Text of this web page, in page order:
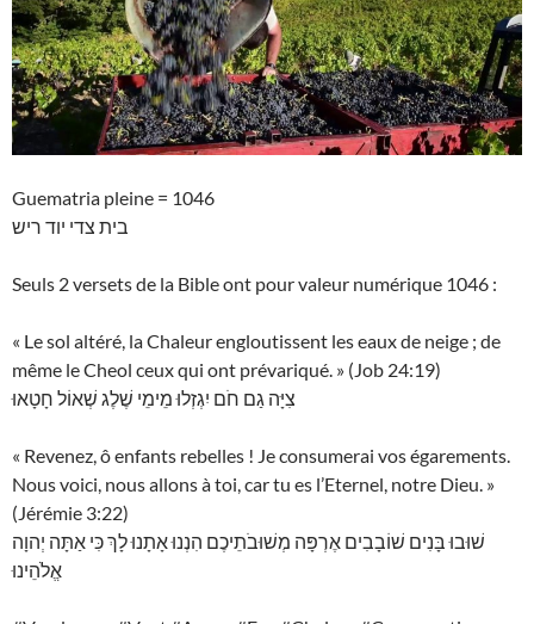
Guematria pleine = 1046
בית צדי יוד ריש
Seuls 2 versets de la Bible ont pour valeur numérique 1046 :
« Le sol altéré, la Chaleur engloutissent les eaux de neige ; de
même le Cheol ceux qui ont prévariqué. » (Job 24:19)
צִיָּה גַם חֹם יִגְזְלוּ מֵימֵי שֶׁלֶג שְׁאוֹל חָטָאוּ
« Revenez, ô enfants rebelles ! Je consumerai vos égarements.
Nous voici, nous allons à toi, car tu es l’Eternel, notre Dieu. »
(Jérémie 3:22)
שׁוּבוּ בָּנִים שׁוֹבָבִים אֶרְפָּה מְשׁוּבֹתֵיכֶם הִנְנוּ אָתָנוּ לָךְ כִּי אַתָּה יְהוָה
אֱלֹהֵינוּ